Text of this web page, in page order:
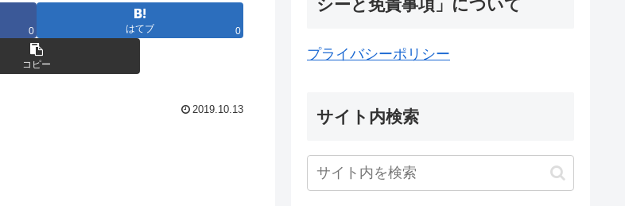
0 はてブ 0
コピー
2019.10.13
シーと免責事項」について
プライバシーポリシー
サイト内検索